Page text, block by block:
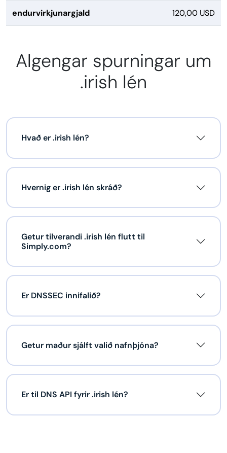
endurvirkjunargjald 120,00 USD
Algengar spurningar um
.irish lén
Hvað er .irish lén?
Hvernig er .irish lén skráð?
Getur tilverandi .irish lén flutt til
Simply.com?
Er DNSSEC innifalið?
Getur maður sjálft valið nafnþjóna?
Er til DNS API fyrir .irish lén?